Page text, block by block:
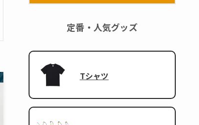
定番・人気グッズ
Tシャツ